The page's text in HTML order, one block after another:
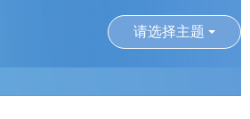
请选择主题